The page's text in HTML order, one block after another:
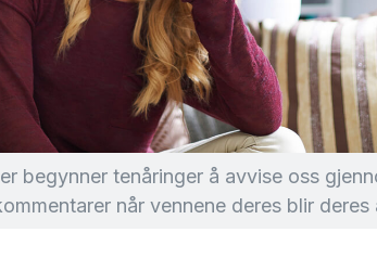
begynner tenåringer å avvise oss
når vennene deres blir